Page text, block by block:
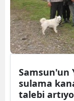
Samsun'un
sulama
talebi